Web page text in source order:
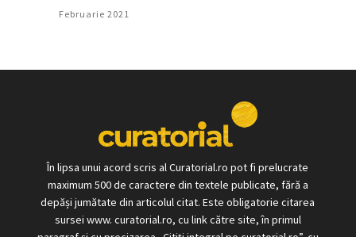
Februarie 2021
În lipsa unui acord scris al Curatorial.ro pot fi prelucrate
maximum 500 de caractere din textele publicate, fără a
depăși jumătate din articolul citat. Este obligatorie citarea
sursei www. curatorial.ro, cu link către site, în primul